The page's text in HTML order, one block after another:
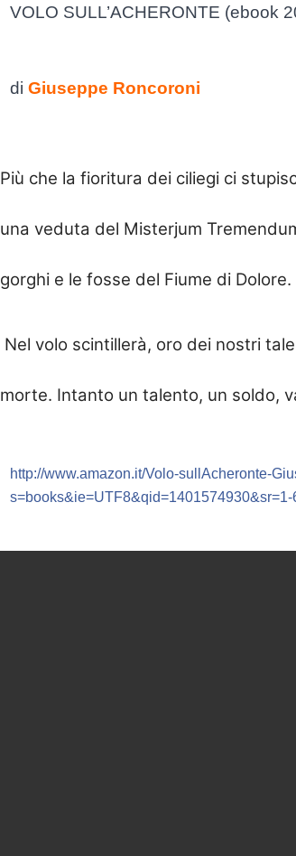
VOLO SULL’ACHERONTE (ebook
diGiuseppe Roncoroni
Più che la fioritura dei ciliegi ci
una veduta del Misterjum
gorghi e le fosse del Fiume di Dolore.
Nel volo scintillerà, oro dei nostri
morte. Intanto un talento, un soldo,
http://www.amazon.it/Volo-sullAcheronte-